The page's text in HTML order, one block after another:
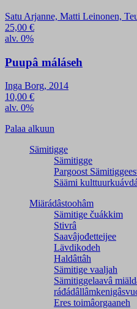
Satu Arjanne, Matti Leinonen,
25,00 €
alv. 0%
Puupâ máláseh
Inga Borg, 2014
10,00 €
alv. 0%
Palaa alkuun
Sämitigge
Sämitigge
Pargoost
Säämi
Miärádâstoohâm
Sämitige čuákkim
Stivrâ
Saavâjođetteijee
Lävdikodeh
Haldâttâh
Sämitige vaaljah
Sämitiggelaavâ
Eres toimâorgaaneh